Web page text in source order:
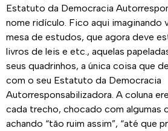
Estatuto da Democracia
nome ridículo. Fico aqui imaginando
mesa de estudos, que agora deve
livros de leis e etc., aquelas
seus quadrinhos, a única coisa que
com o seu Estatuto da Democracia
Autorresponsabilizadora. A coluna
cada trecho, chocado com algumas
achando “tão ruim assim”, “até que